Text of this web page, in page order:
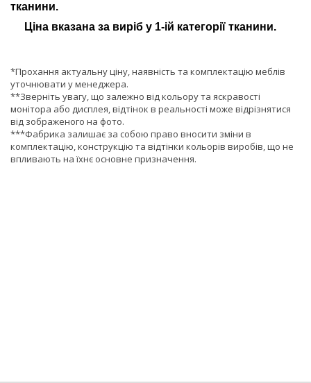
тканини.
Ціна вказана за виріб у 1-ій категорії тканини.
*Прохання актуальну ціну, наявність та комплектацію меблів
уточнювати у менеджера.
**Зверніть увагу, що залежно від кольору та яскравості
монітора або дисплея, відтінок в реальності може відрізнятися
від зображеного на фото.
***Фабрика залишає за собою право вносити зміни в
комплектацію, конструкцію та відтінки кольорів виробів, що не
впливають на їхнє основне призначення.